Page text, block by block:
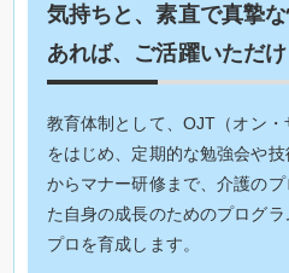
気持ちと、素直で真摯
あれば、ご活躍いただけ
教育体制として、OJT（オン・
をはじめ、定期的な勉強会や
からマナー研修まで、介護の
た自身の成長のためのプログ
プロを育成します。